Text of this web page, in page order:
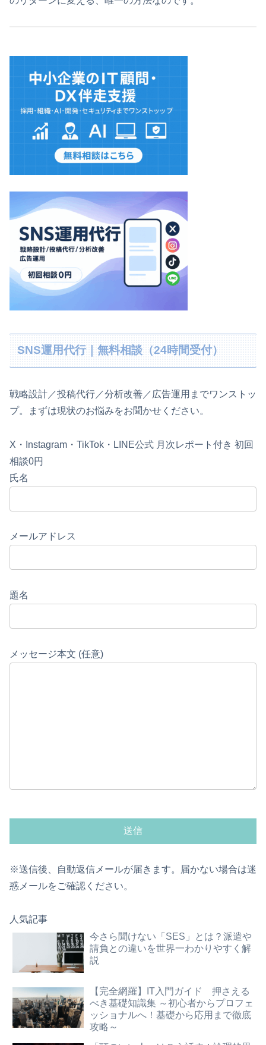
SNS運用代行｜無料相談（24時間受付）
戦略設計／投稿代行／分析改善／広告運用までワンストッ
プ。まずは現状のお悩みをお聞かせください。
X・Instagram・TikTok・LINE公式 月次レポート付き 初回
相談0円
氏名
メールアドレス
題名
メッセージ本文 (任意)
※送信後、自動返信メールが届きます。届かない場合は迷
惑メールをご確認ください。
人気記事
今さら聞けない「SES」とは？派遣や
請負との違いを世界一わかりやすく解
説
【完全網羅】IT入門ガイド 押さえる
べき基礎知識集 ～初心者からプロフェ
ッショナルへ！基礎から応用まで徹底
攻略～